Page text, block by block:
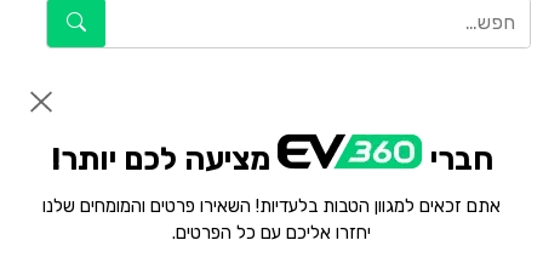
חברי מציעה לכם יותר!
אתם זכאים למגוון הטבות בלעדיות! השאירו פרטים והמומחים שלנו
יחזרו אליכם עם כל הפרטים.